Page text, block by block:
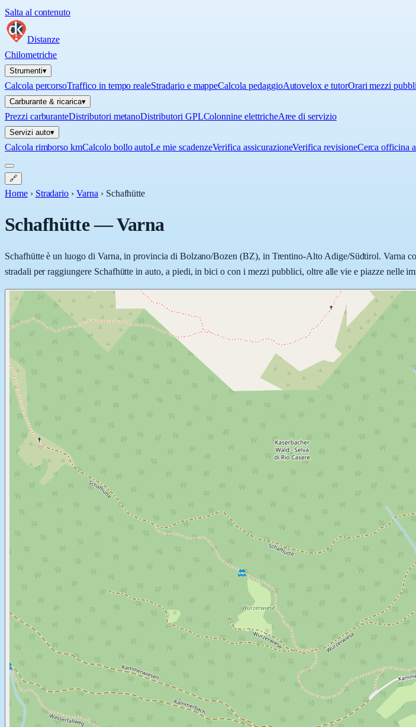
Salta al contenuto
Distanze
Chilometriche
Strumenti▾
Calcola percorsoTraffico in tempo realeStradario e mappeCalcola pedaggioAutovelox e tutorOrari mezzi
Carburante & ricarica▾
Prezzi carburanteDistributori metanoDistributori GPLColonnine elettricheAree di servizio
Servizi auto▾
Calcola rimborso kmCalcolo bollo autoLe mie scadenzeVerifica assicurazioneVerifica revisioneCerca officina
🔗
Home › Stradario › Varna › Schafhütte
Schafhütte—Varna
Schafhütte è un luogo di Varna, in provincia di Bolzano/Bozen (BZ), in Trentino-Alto Adige/Südtirol. Varna
stradali per raggiungere Schafhütte in auto, a piedi, in bici o con i mezzi pubblici, oltre alle vie e piazze nelle